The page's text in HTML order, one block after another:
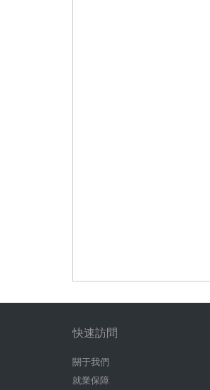
快速訪問
關于我們
就業保障